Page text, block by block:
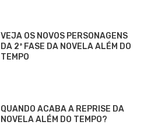
VEJA OS NOVOS PERSONAGENS
DA 2ª FASE DA NOVELA ALÉM DO
TEMPO
QUANDO ACABA A REPRISE DA
NOVELA ALÉM DO TEMPO?